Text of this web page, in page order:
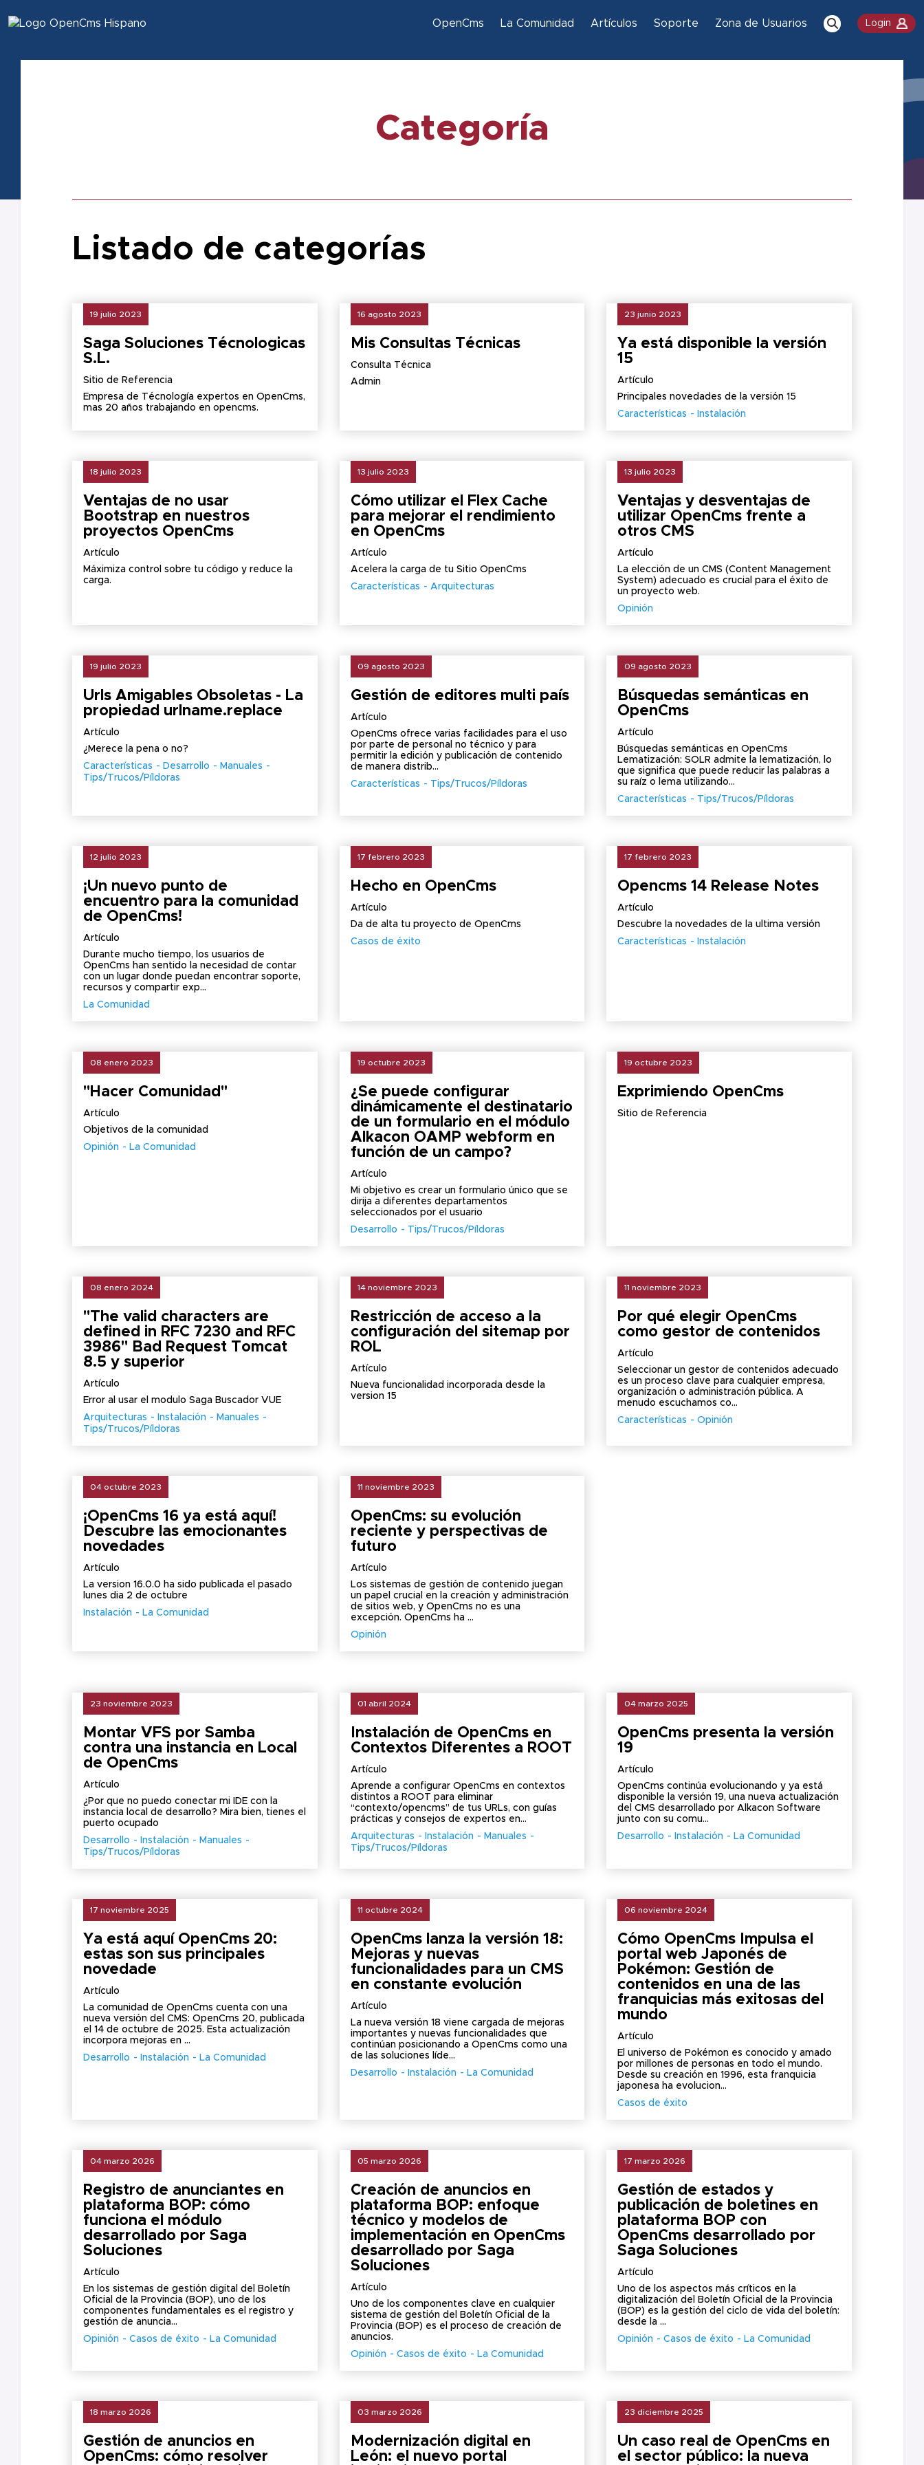
OpenCms La Comunidad Artículos Soporte Zona de Usuarios Login
Categoría
Listado de categorías
19 julio 2023
Saga Soluciones Técnologicas
S.L.
Sitio de Referencia
Empresa de Técnología expertos en OpenCms,
mas 20 años trabajando en opencms.
16 agosto 2023
Mis Consultas Técnicas
Consulta Técnica
Admin
23 junio 2023
Ya está disponible la versión
15
Artículo
Principales novedades de la versión 15
Características
Instalación
18 julio 2023
Ventajas de no usar
Bootstrap en nuestros
proyectos OpenCms
Artículo
Máximiza control sobre tu código y reduce la
carga.
13 julio 2023
Cómo utilizar el Flex Cache
para mejorar el rendimiento
en OpenCms
Artículo
Acelera la carga de tu Sitio OpenCms
Características
Arquitecturas
13 julio 2023
Ventajas y desventajas de
utilizar OpenCms frente a
otros CMS
Artículo
La elección de un CMS (Content Management
System) adecuado es crucial para el éxito de
un proyecto web.
Opinión
19 julio 2023
Urls Amigables Obsoletas - La
propiedad urlname.replace
Artículo
¿Merece la pena o no?
Características
Desarrollo
Manuales
Tips/Trucos/Píldoras
09 agosto 2023
Gestión de editores multi país
Artículo
OpenCms ofrece varias facilidades para el uso
por parte de personal no técnico y para
permitir la edición y publicación de contenido
de manera distrib...
Características
Tips/Trucos/Píldoras
09 agosto 2023
Búsquedas semánticas en
OpenCms
Artículo
Búsquedas semánticas en OpenCms
Lematización: SOLR admite la lematización, lo
que significa que puede reducir las palabras a
su raíz o lema utilizando...
Características
Tips/Trucos/Píldoras
12 julio 2023
¡Un nuevo punto de
encuentro para la comunidad
de OpenCms!
Artículo
Durante mucho tiempo, los usuarios de
OpenCms han sentido la necesidad de contar
con un lugar donde puedan encontrar soporte,
recursos y compartir exp...
La Comunidad
17 febrero 2023
Hecho en OpenCms
Artículo
Da de alta tu proyecto de OpenCms
Casos de éxito
17 febrero 2023
Opencms 14 Release Notes
Artículo
Descubre la novedades de la ultima versión
Características
Instalación
08 enero 2023
"Hacer Comunidad"
Artículo
Objetivos de la comunidad
Opinión
La Comunidad
19 octubre 2023
¿Se puede configurar
dinámicamente el destinatario
de un formulario en el módulo
Alkacon OAMP webform en
función de un campo?
Artículo
Mi objetivo es crear un formulario único que se
dirija a diferentes departamentos
seleccionados por el usuario
Desarrollo
Tips/Trucos/Píldoras
19 octubre 2023
Exprimiendo OpenCms
Sitio de Referencia
08 enero 2024
"The valid characters are
defined in RFC 7230 and RFC
3986" Bad Request Tomcat
8.5 y superior
Artículo
Error al usar el modulo Saga Buscador VUE
Arquitecturas
Instalación
Manuales
Tips/Trucos/Píldoras
14 noviembre 2023
Restricción de acceso a la
configuración del sitemap por
ROL
Artículo
Nueva funcionalidad incorporada desde la
version 15
11 noviembre 2023
Por qué elegir OpenCms
como gestor de contenidos
Artículo
Seleccionar un gestor de contenidos adecuado
es un proceso clave para cualquier empresa,
organización o administración pública. A
menudo escuchamos co...
Características
Opinión
04 octubre 2023
¡OpenCms 16 ya está aquí!
Descubre las emocionantes
novedades
Artículo
La version 16.0.0 ha sido publicada el pasado
lunes dia 2 de octubre
Instalación
La Comunidad
11 noviembre 2023
OpenCms: su evolución
reciente y perspectivas de
futuro
Artículo
Los sistemas de gestión de contenido juegan
un papel crucial en la creación y administración
de sitios web, y OpenCms no es una
excepción. OpenCms ha ...
Opinión
23 noviembre 2023
Montar VFS por Samba
contra una instancia en Local
de OpenCms
Artículo
¿Por que no puedo conectar mi IDE con la
instancia local de desarrollo? Mira bien, tienes el
puerto ocupado
Desarrollo
Instalación
Manuales
Tips/Trucos/Píldoras
01 abril 2024
Instalación de OpenCms en
Contextos Diferentes a ROOT
Artículo
Aprende a configurar OpenCms en contextos
distintos a ROOT para eliminar
“contexto/opencms” de tus URLs, con guías
prácticas y consejos de expertos en...
Arquitecturas
Instalación
Manuales
Tips/Trucos/Píldoras
04 marzo 2025
OpenCms presenta la versión
19
Artículo
OpenCms continúa evolucionando y ya está
disponible la versión 19, una nueva actualización
del CMS desarrollado por Alkacon Software
junto con su comu...
Desarrollo
Instalación La Comunidad
17 noviembre 2025
Ya está aquí OpenCms 20:
estas son sus principales
novedade
Artículo
La comunidad de OpenCms cuenta con una
nueva versión del CMS: OpenCms 20, publicada
el 14 de octubre de 2025. Esta actualización
incorpora mejoras en ...
Desarrollo
Instalación La Comunidad
11 octubre 2024
OpenCms lanza la versión 18:
Mejoras y nuevas
funcionalidades para un CMS
en constante evolución
Artículo
La nueva versión 18 viene cargada de mejoras
importantes y nuevas funcionalidades que
continúan posicionando a OpenCms como una
de las soluciones líde...
Desarrollo
Instalación La Comunidad
06 noviembre 2024
Cómo OpenCms Impulsa el
portal web Japonés de
Pokémon: Gestión de
contenidos en una de las
franquicias más exitosas del
mundo
Artículo
El universo de Pokémon es conocido y amado
por millones de personas en todo el mundo.
Desde su creación en 1996, esta franquicia
japonesa ha evolucion...
Casos de éxito
04 marzo 2026
Registro de anunciantes en
plataforma BOP: cómo
funciona el módulo
desarrollado por Saga
Soluciones
Artículo
En los sistemas de gestión digital del Boletín
Oficial de la Provincia (BOP), uno de los
componentes fundamentales es el registro y
gestión de anuncia...
Opinión
Casos de éxito La Comunidad
05 marzo 2026
Creación de anuncios en
plataforma BOP: enfoque
técnico y modelos de
implementación en OpenCms
desarrollado por Saga
Soluciones
Artículo
Uno de los componentes clave en cualquier
sistema de gestión del Boletín Oficial de la
Provincia (BOP) es el proceso de creación de
anuncios.
Opinión
Casos de éxito La Comunidad
17 marzo 2026
Gestión de estados y
publicación de boletines en
plataforma BOP con
OpenCms desarrollado por
Saga Soluciones
Artículo
Uno de los aspectos más críticos en la
digitalización del Boletín Oficial de la Provincia
(BOP) es la gestión del ciclo de vida del boletín:
desde la ...
Opinión
Casos de éxito La Comunidad
18 marzo 2026
Gestión de anuncios en
OpenCms: cómo resolver
03 marzo 2026
Modernización digital en
León: el nuevo portal
23 diciembre 2025
Un caso real de OpenCms en
el sector público: la nueva